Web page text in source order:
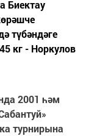
Биектау
түбәндәге
кг - Норкулов
2001 һәм
турнирына